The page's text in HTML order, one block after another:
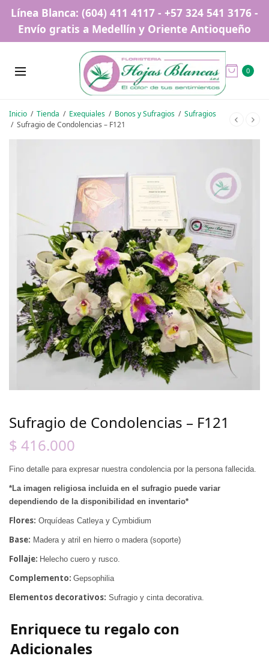
Línea Blanca: (604) 411 4117 - +57 324 541 3176 -
Envío gratis a Medellín y Oriente Antioqueño
0
Inicio / Tienda / Exequiales / Bonos y Sufragios / Sufragios
/ Sufragio de Condolencias – F121
Sufragio de Condolencias – F121
$ 416.000
Fino detalle para expresar nuestra condolencia por la persona fallecida.
*La imagen religiosa incluida en el sufragio puede variar
dependiendo de la disponibilidad en inventario*
Flores: Orquídeas Catleya y Cymbidium
Base: Madera y atril en hierro o madera (soporte)
Follaje: Helecho cuero y rusco.
Complemento:Gepsophilia
Elementos decorativos: Sufragio y cinta decorativa.
Enriquece tu regalo con
Adicionales